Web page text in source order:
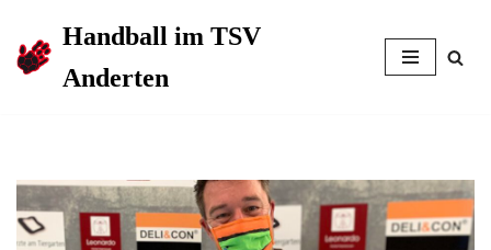
Zum
Handball im TSV
Anderten